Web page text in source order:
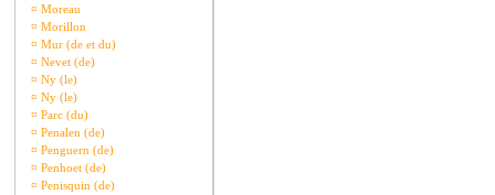
¤ Moreau
¤ Morillon
¤ Mur (de et du)
¤ Nevet (de)
¤ Ny (le)
¤ Ny (le)
¤ Parc (du)
¤ Penalen (de)
¤ Penguern (de)
¤ Penhoet (de)
¤ Penisquin (de)